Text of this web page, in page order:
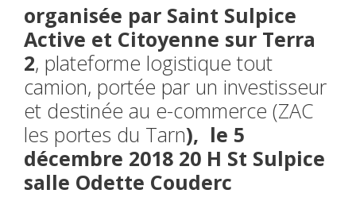
organisée par Saint Sulpice
Active et Citoyenne sur Terra
2, plateforme logistique tout
camion, portée par un investisseur
et destinée au e-commerce (ZAC
les portes du Tarn), le 5
décembre 2018 20 H St Sulpice
salle Odette Couderc